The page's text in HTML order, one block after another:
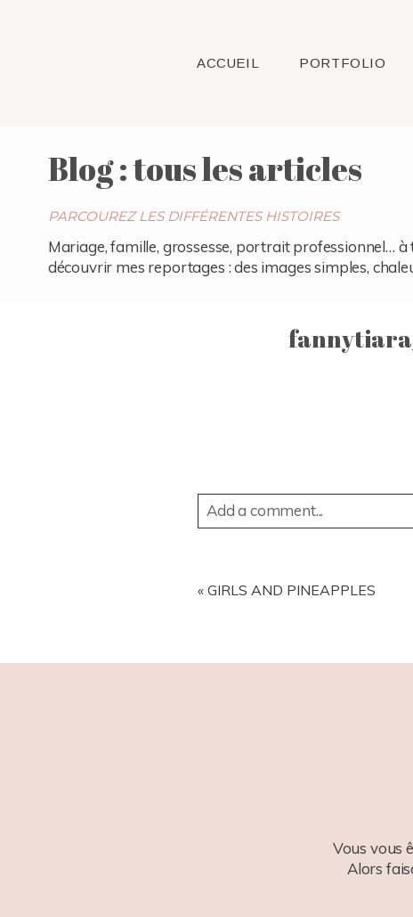
ACCUEIL PORTFOLIO
Blog : tous les articles
PARCOUREZ LES DIFFÉRENTES HISTOIRES
Mariage, famille, grossesse, portrait professionnel…
découvrir mes reportages : des images simples,
Add a comment...
« GIRLS AND PINEAPPLES
Vous vous
Alors